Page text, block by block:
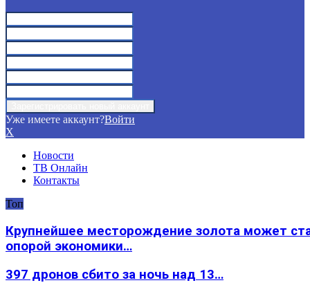
Уже имеете аккаунт?Войти
X
Новости
ТВ Онлайн
Контакты
Топ
Крупнейшее месторождение золота может
опорой экономики…
397 дронов сбито за ночь над 13…